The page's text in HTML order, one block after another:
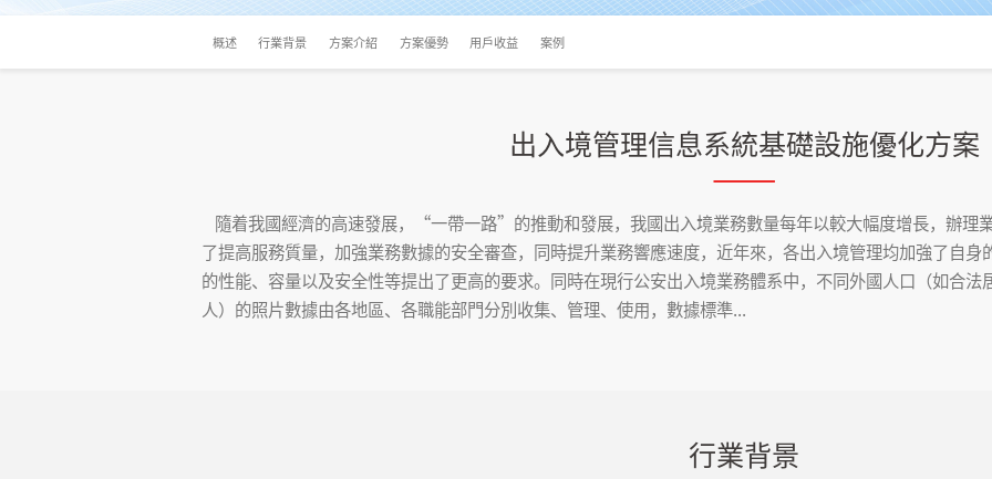
概述 行業背景 方案介紹 方案優勢 用戶收益 案例
出入境管理信息系統基礎設施優化方案
隨着我國經濟的高速發展，“一帶一路”的推動和發展，我國出入境業務數量每年以較大幅度增長，辦理
了提高服務質量，加強業務數據的安全審查，同時提升業務響應速度，近年來，各出入境管理均加強了自
的性能、容量以及安全性等提出了更高的要求。同時在現行公安出入境業務體系中，不同外國人口（如合
人）的照片數據由各地區、各職能部門分別收集、管理、使用，數據標準...
行業背景